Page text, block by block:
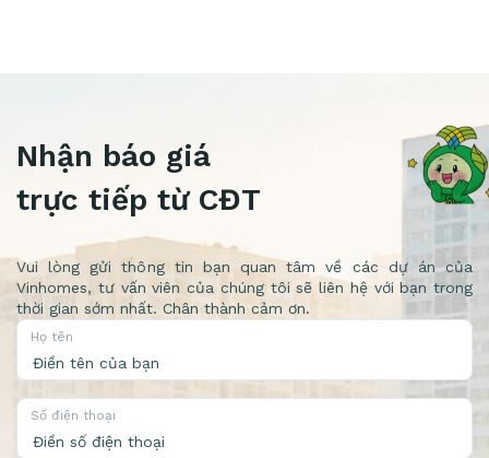
Nhận báo giá
trực tiếp từ CĐT
Vui lòng gửi thông tin bạn quan tâm về các dự án của
Vinhomes, tư vấn viên của chúng tôi sẽ liên hệ với bạn trong
thời gian sớm nhất. Chân thành cảm ơn.
Họ tên
Số điện thoại